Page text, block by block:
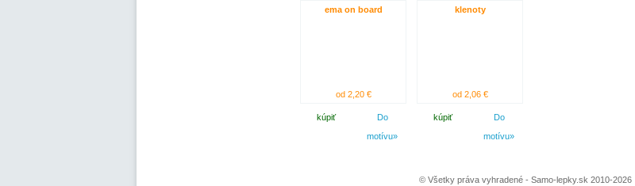
ema on board
od 2,20 €
kúpiť
Do
motívu»
klenoty
od 2,06 €
kúpiť
Do
motívu»
© Všetky práva vyhradené - Samo-lepky.sk 2010-2026